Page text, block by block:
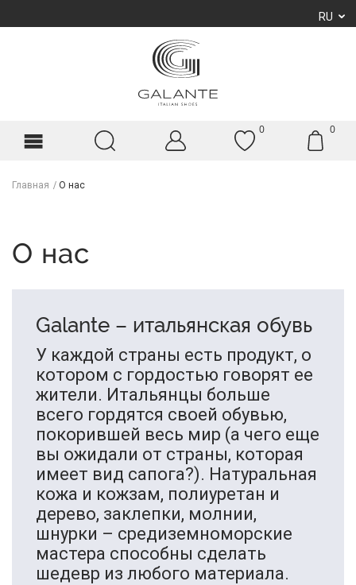
RU
0 0
Главная О нас
О нас
Galante – итальянская обувь
У каждой страны есть продукт, о
котором с гордостью говорят ее
жители. Итальянцы больше
всего гордятся своей обувью,
покорившей весь мир (а чего еще
вы ожидали от страны, которая
имеет вид сапога?). Натуральная
кожа и кожзам, полиуретан и
дерево, заклепки, молнии,
шнурки – средиземноморские
мастера способны сделать
шедевр из любого материала.